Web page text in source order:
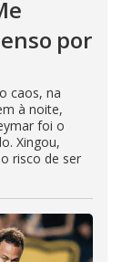
por
caos, na
à noite,
foi o
Xingou,
risco de ser